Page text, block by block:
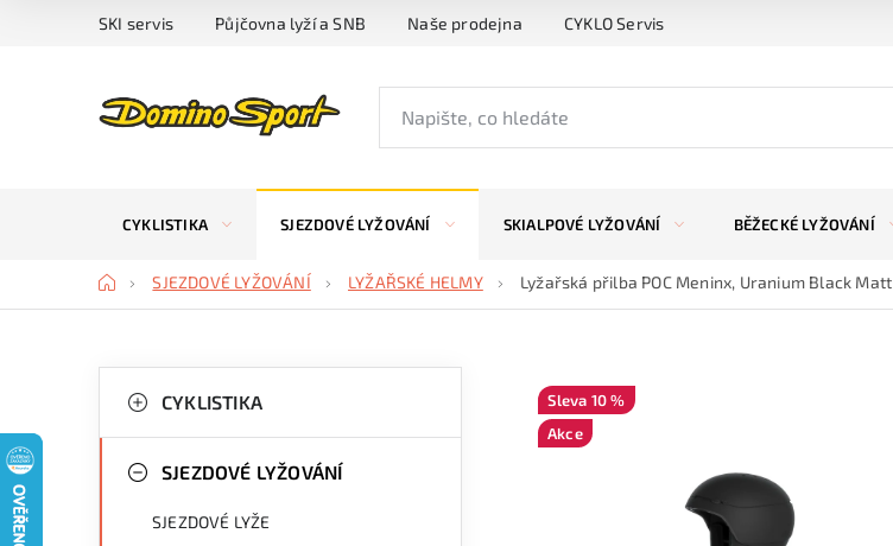
SKI servis Půjčovna lyží a SNB Naše prodejna CYKLO Servis
CYKLISTIKA SJEZDOVÉ LYŽOVÁNÍ SKIALPOVÉ LYŽOVÁNÍ BĚŽECKÉ LYŽOVÁNÍ
DomůSJEZDOVÉ LYŽOVÁNÍ LYŽAŘSKÉ HELMY Lyžařská přilba POC Meninx, Uranium Black Matt
o
kategorieCYKLISTIKA
SJEZDOVÉ LYŽOVÁNÍ
SJEZDOVÉ LYŽE
10 %
Akce